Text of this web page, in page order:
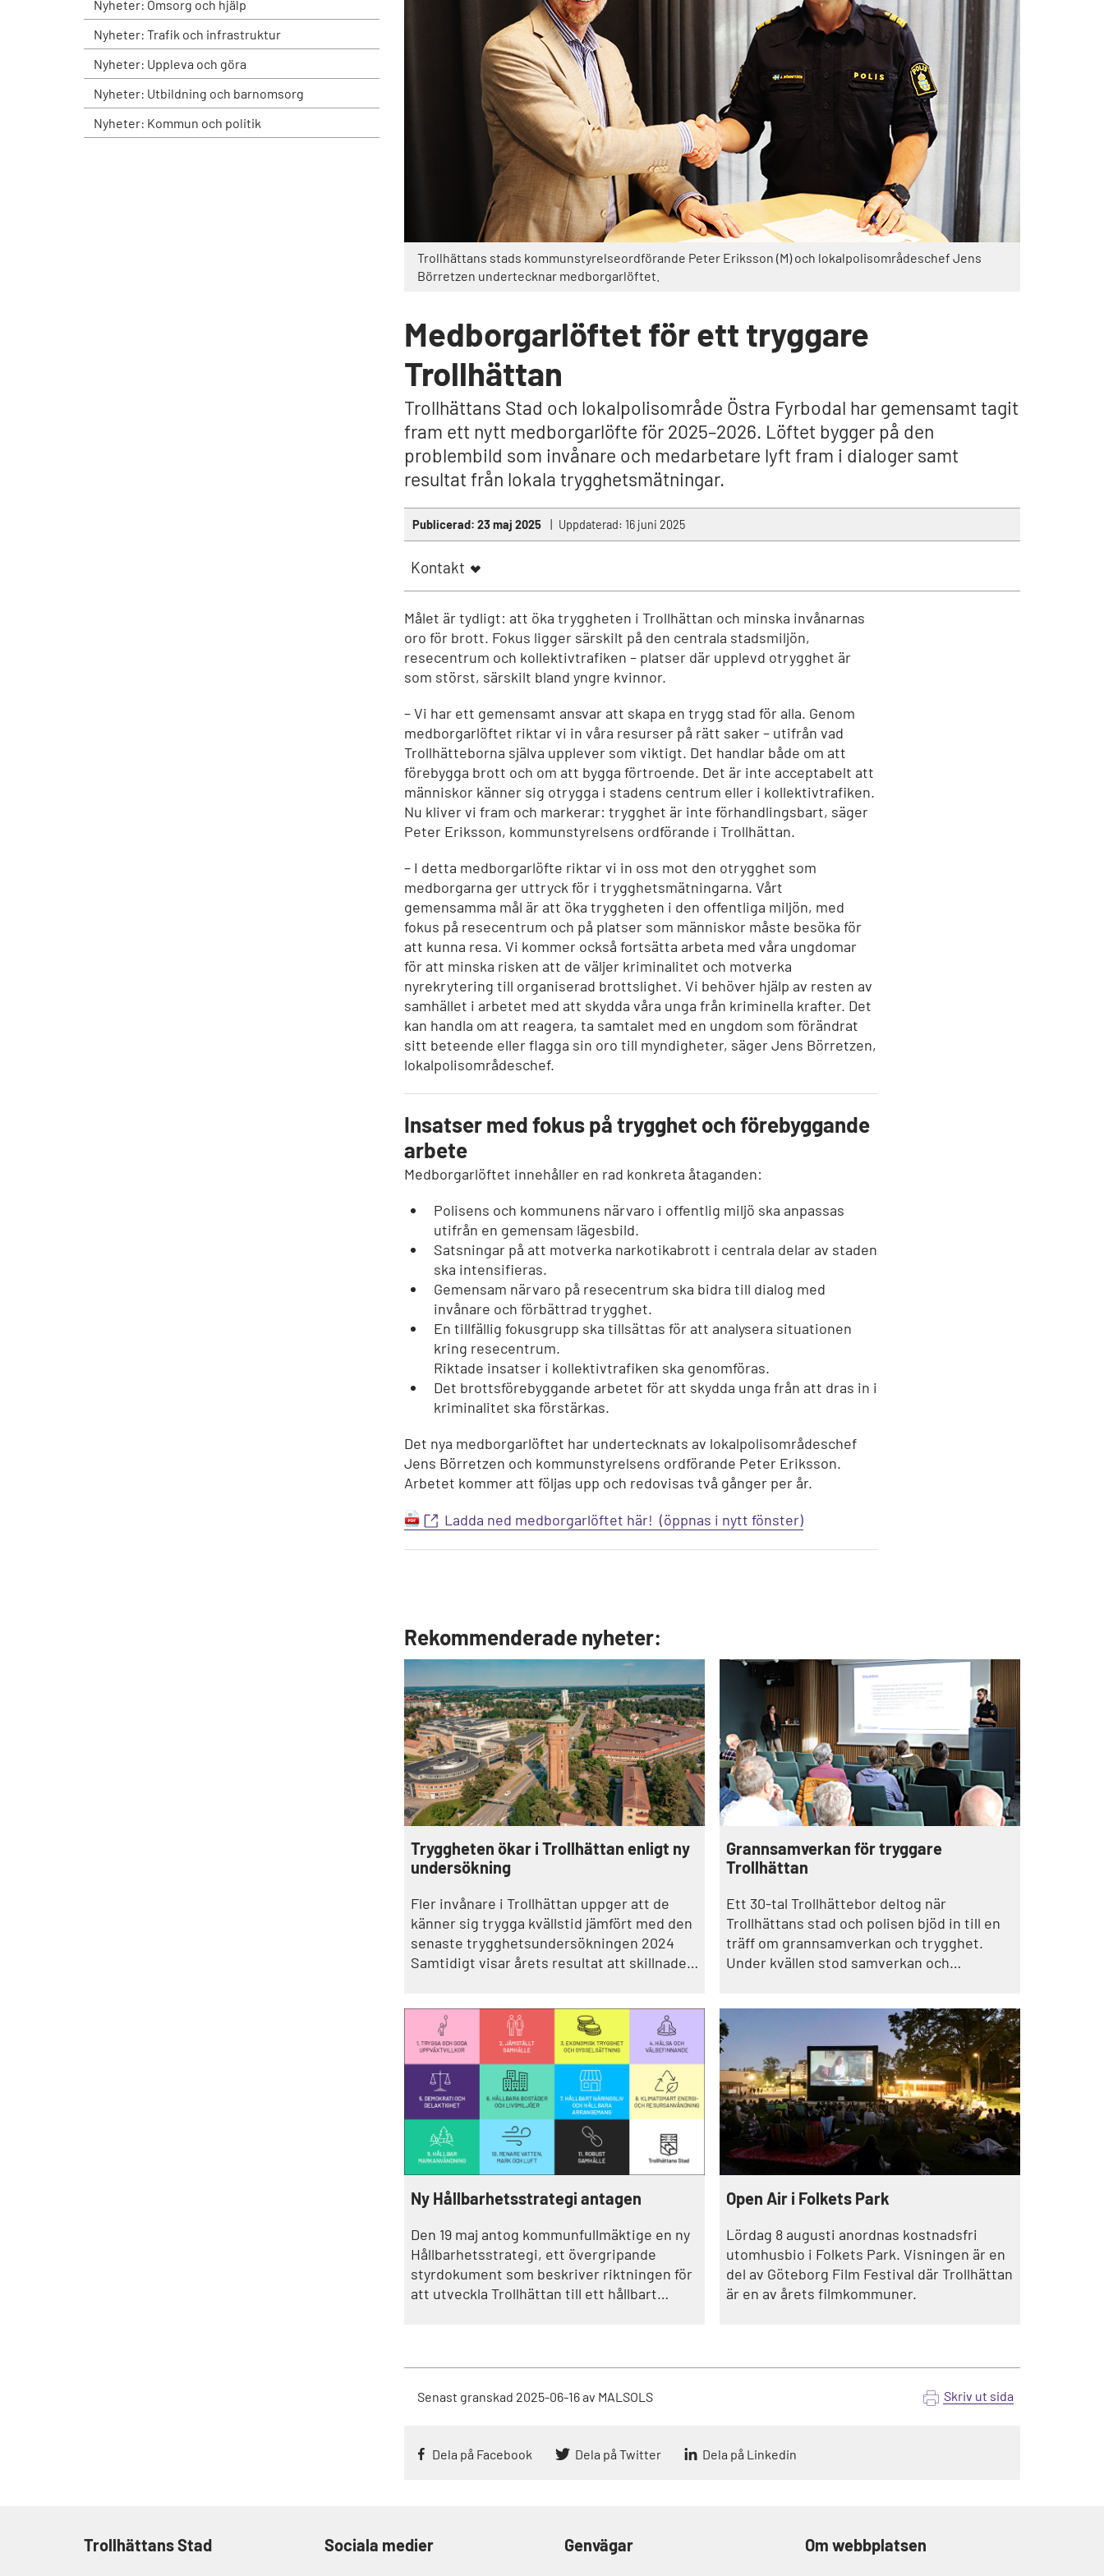
Nyheter: Omsorg och hjälp
Nyheter: Trafik och infrastruktur
Nyheter: Uppleva och göra
Nyheter: Utbildning och barnomsorg
Nyheter: Kommun och politik
Trollhättans stads kommunstyrelseordförande Peter Eriksson (M) och lokalpolisområdeschef Jens
Börretzen undertecknar medborgarlöftet.
Medborgarlöftet för ett tryggare
Trollhättan
Trollhättans Stad och lokalpolisområde Östra Fyrbodal har gemensamt tagit
fram ett nytt medborgarlöfte för 2025–2026. Löftet bygger på den
problembild som invånare och medarbetare lyft fram i dialoger samt
resultat från lokala trygghetsmätningar.
Publicerad: 23 maj 2025 Uppdaterad: 16 juni 2025
Kontakt
Målet är tydligt: att öka tryggheten i Trollhättan och minska invånarnas
oro för brott. Fokus ligger särskilt på den centrala stadsmiljön,
resecentrum och kollektivtrafiken – platser där upplevd otrygghet är
som störst, särskilt bland yngre kvinnor.
– Vi har ett gemensamt ansvar att skapa en trygg stad för alla. Genom
medborgarlöftet riktar vi in våra resurser på rätt saker – utifrån vad
Trollhätteborna själva upplever som viktigt. Det handlar både om att
förebygga brott och om att bygga förtroende. Det är inte acceptabelt att
människor känner sig otrygga i stadens centrum eller i kollektivtrafiken.
Nu kliver vi fram och markerar: trygghet är inte förhandlingsbart, säger
Peter Eriksson, kommunstyrelsens ordförande i Trollhättan.
– I detta medborgarlöfte riktar vi in oss mot den otrygghet som
medborgarna ger uttryck för i trygghetsmätningarna. Vårt
gemensamma mål är att öka tryggheten i den offentliga miljön, med
fokus på resecentrum och på platser som människor måste besöka för
att kunna resa. Vi kommer också fortsätta arbeta med våra ungdomar
för att minska risken att de väljer kriminalitet och motverka
nyrekrytering till organiserad brottslighet. Vi behöver hjälp av resten av
samhället i arbetet med att skydda våra unga från kriminella krafter. Det
kan handla om att reagera, ta samtalet med en ungdom som förändrat
sitt beteende eller flagga sin oro till myndigheter, säger Jens Börretzen,
lokalpolisområdeschef.
Insatser med fokus på trygghet och förebyggande
arbete
Medborgarlöftet innehåller en rad konkreta åtaganden:
Polisens och kommunens närvaro i offentlig miljö ska anpassas
utifrån en gemensam lägesbild.
Satsningar på att motverka narkotikabrott i centrala delar av staden
ska intensifieras.
Gemensam närvaro på resecentrum ska bidra till dialog med
invånare och förbättrad trygghet.
En tillfällig fokusgrupp ska tillsättas för att analysera situationen
kring resecentrum.
Riktade insatser i kollektivtrafiken ska genomföras.
Det brottsförebyggande arbetet för att skydda unga från att dras in i
kriminalitet ska förstärkas.
Det nya medborgarlöftet har undertecknats av lokalpolisområdeschef
Jens Börretzen och kommunstyrelsens ordförande Peter Eriksson.
Arbetet kommer att följas upp och redovisas två gånger per år.
Ladda ned medborgarlöftet här!
Rekommenderade nyheter:
Tryggheten ökar i Trollhättan enligt ny
undersökning
Fler invånare i Trollhättan uppger att de
känner sig trygga kvällstid jämfört med den
senaste trygghetsundersökningen 2024
Samtidigt visar årets resultat att skillnader
Grannsamverkan för tryggare
Trollhättan
Ett 30-tal Trollhättebor deltog när
Trollhättans stad och polisen bjöd in till en
träff om grannsamverkan och trygghet.
Under kvällen stod samverkan och
Ny Hållbarhetsstrategi antagen
Den 19 maj antog kommunfullmäktige en ny
Hållbarhetsstrategi, ett övergripande
styrdokument som beskriver riktningen för
att utveckla Trollhättan till ett hållbart
Open Air i Folkets Park
Lördag 8 augusti anordnas kostnadsfri
utomhusbio i Folkets Park. Visningen är en
del av Göteborg Film Festival där Trollhättan
är en av årets filmkommuner.
Senast granskad 2025-06-16av MALSOLS Skriv ut sida
Dela på Facebook Dela på Twitter Dela på Linkedin
Trollhättans Stad Sociala medier Genvägar Om webbplatsen